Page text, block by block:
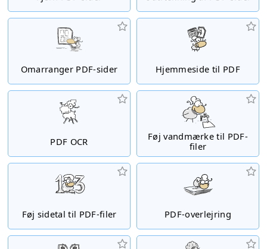
Omarranger PDF-sider Hjemmeside til PDF
PDF OCR
Føj vandmærke til PDF-
filer
Føj sidetal til PDF-filer PDF-overlejring